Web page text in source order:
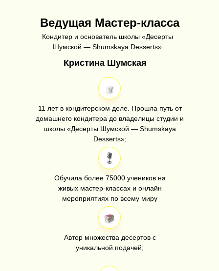
Ведущая Мастер-класса
11 лет в кондитерском деле. Прошла путь от
домашнего кондитера до владелицы студии и
школы «Десерты Шумской — Shumskaya
Desserts»;
Кристина Шумская
Обучила более 75000 учеников на
живых мастер-классах и онлайн
мероприятиях по всему миру
Автор множества десертов с
уникальной подачей;
Кондитер и основатель школы «Десерты
Шумской — Shumskaya Desserts»